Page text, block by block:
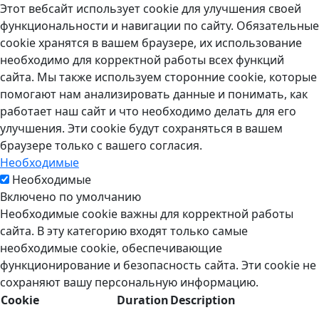
Этот вебсайт использует cookie для улучшения своей
функциональности и навигации по сайту. Обязательные
cookie хранятся в вашем браузере, их использование
необходимо для корректной работы всех функций
сайта. Мы также используем сторонние cookie, которые
помогают нам анализировать данные и понимать, как
работает наш сайт и что необходимо делать для его
улучшения. Эти cookie будут сохраняться в вашем
браузере только с вашего согласия.
Необходимые
Необходимые
Включено по умолчанию
Необходимые cookie важны для корректной работы
сайта. В эту категорию входят только самые
необходимые cookie, обеспечивающие
функционирование и безопасность сайта. Эти cookie не
сохраняют вашу персональную информацию.
Cookie
DurationDescription